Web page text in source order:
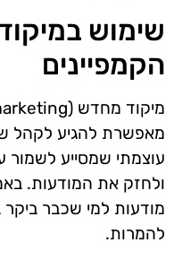
שימוש
הקמפיינים
מאפשרת להגיע לקהל
עוצמתי שמסייע
ולחזק את המודעות.
מודעות למי שכבר
להמרות.